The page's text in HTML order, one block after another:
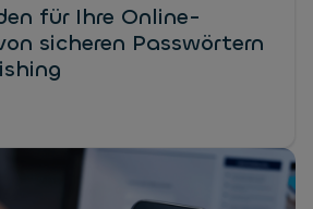
für Ihre Online-
sicheren Passwörtern